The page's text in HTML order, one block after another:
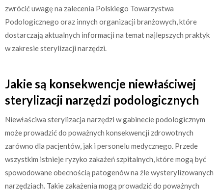
zwrócić uwagę na zalecenia Polskiego Towarzystwa
Podologicznego oraz innych organizacji branżowych, które
dostarczają aktualnych informacji na temat najlepszych praktyk
w zakresie sterylizacji narzędzi.
Jakie są konsekwencje niewłaściwej
sterylizacji narzędzi podologicznych
Niewłaściwa sterylizacja narzędzi w gabinecie podologicznym
może prowadzić do poważnych konsekwencji zdrowotnych
zarówno dla pacjentów, jak i personelu medycznego. Przede
wszystkim istnieje ryzyko zakażeń szpitalnych, które mogą być
spowodowane obecnością patogenów na źle wysterylizowanych
narzędziach. Takie zakażenia mogą prowadzić do poważnych